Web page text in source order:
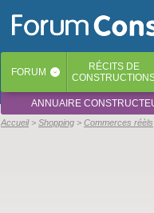
FORUM ‹ RÉCITS DE
ANNUAIRE
Accueil Shopping Commerces réèls